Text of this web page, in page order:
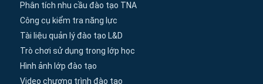
Phân tích nhu cầu đào tạo TNA
Công cụ kiểm tra năng lực
Tài liệu quản lý đào tạo L&D
Trò chơi sử dụng trong lớp học
Hình ảnh lớp đào tạo
Video chương trình đào tạo